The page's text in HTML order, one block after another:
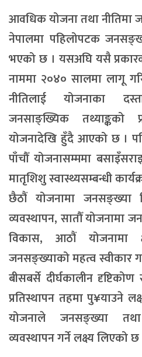
आवधिक योजना तथा नीतिमा
नेपालमा पहिलोपटक
भएको छ । यसअघि यसै
नाममा २०४० सालमा लागू
नीतिलाई योजनाका
जनसाङ्ख्यिक तथ्याङ्कको
योजनादेखि हुँदै आएको छ ।
पाँचौँ योजनासम्ममा
मातृशिशु स्वास्थ्यसम्बन्धी
छैठौं योजनामा जनसङ्ख्या
व्यवस्थापन, सातौँ योजनामा
विकास, आठौं योजनामा
जनसङ्ख्याको महत्व स्वीकार
बीसबर्से दीर्घकालीन
प्रतिस्थापन तहमा पु¥याउने
योजनाले जनसङ्ख्या
व्यवस्थापन गर्ने लक्ष्य लिएको छ